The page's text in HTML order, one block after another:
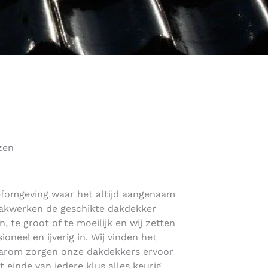
waar het altijd aangenaam
de geschikte dakdekker
te groot of te moeilijk en wij zetten
en ijverig in. Wij vinden het
zorgen onze dakdekkers ervoor